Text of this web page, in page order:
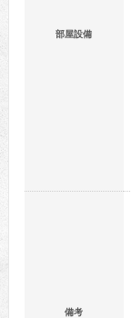
部屋設備
備考